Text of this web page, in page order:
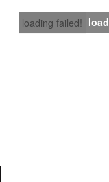
loading failed!